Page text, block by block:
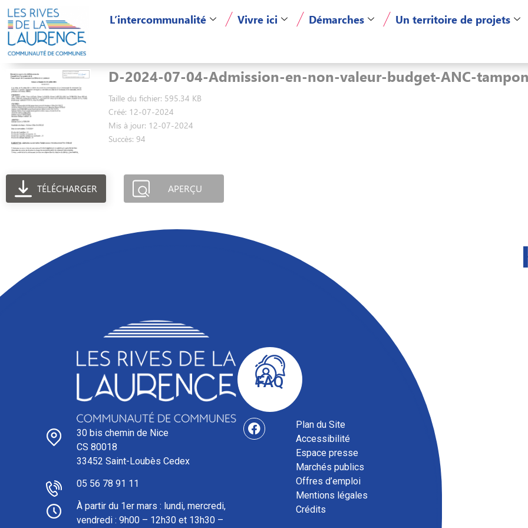
L’intercommunalité Vivre ici Démarches Un territoire de projets
D-2024-07-04-Admission-en-non-valeur-budget-ANC-tampon
Taille du fichier: 595.34 KB
Créé: 12-07-2024
Mis à jour: 12-07-2024
Succès: 94
TÉLÉCHARGER APERÇU
30 bis chemin de Nice
CS 80018
33452 Saint-Loubès Cedex
05 56 78 91 11
À partir du 1er mars : l undi, mercredi,
vendredi : 9h00 – 12h30 et 13h30 –
FAQ
Plan du Site
Accessibilité
Espace presse
Marchés publics
Offres d’emploi
Mentions légales
Crédits